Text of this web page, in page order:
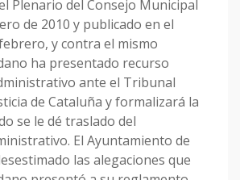
Plenario del Consejo Municipal
de 2010 y publicado en el
y contra el mismo
ha presentado recurso
ante el Tribunal
de Cataluña y formalizará la
se le dé traslado del
El Ayuntamiento de
las alegaciones que